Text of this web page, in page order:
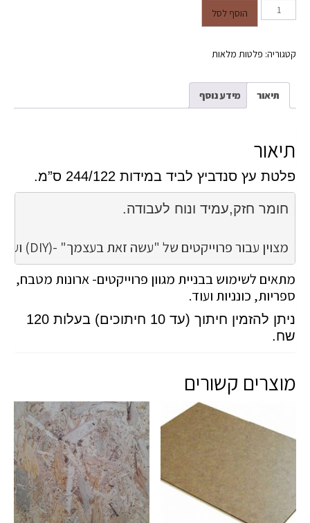
כמות של פלטת עץ שלמה סנדוויץ
הוסף לסל
קטגוריה: פלטות מלאות
תיאור מידע נוסף
תיאור
פלטת עץ סנדביץ לביד במידות 244/122 ס”מ.
מצוין עבור פרוייקטים של "עשה זאת בעצמך" -(DIY) ועבור אנשי מקצוע כאחד.
מתאים לשימוש בבניית מגוון פרוייקטים- ארונות מטבח,
ספריות, כונניות ועוד.
ניתן להזמין חיתוך (עד 10 חיתוכים) בעלות 120
שח.
מוצרים קשורים